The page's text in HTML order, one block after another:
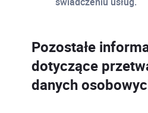
Pozostałe
dotyczące
danych